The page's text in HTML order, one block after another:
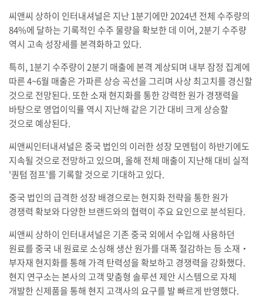
씨앤씨 상하이 인터내셔널은 지난 1분기에만 2024년 전체 수주량의
84%에 달하는 기록적인 수주 물량을 확보한 데 이어, 2분기 수주량
역시 고속 성장세를 본격화하고 있다.
특히, 1분기 수주량이 2분기 매출에 본격 계상되며 내부 잠정 집계에
따른 4~6월 매출은 가파른 상승 곡선을 그리며 사상 최고치를 경신할
것으로 전망된다. 또한 소재 현지화를 통한 강력한 원가 경쟁력을
바탕으로 영업이익률 역시 지난해 같은 기간 대비 크게 상승할
것으로 예상된다.
씨앤씨인터내셔널은 중국 법인의 이러한 성장 모멘텀이 하반기에도
지속될 것으로 전망하고 있으며, 올해 전체 매출이 지난해 대비 실적
'퀀텀 점프'를 기록할 것으로 기대하고 있다.
중국 법인의 급격한 성장 배경으로는 현지화 전략을 통한 원가
경쟁력 확보와 다양한 브랜드와의 협력이 주요 요인으로 분석된다.
씨앤씨 상하이 인터내셔널은 기존 중국 외에서 수입해 사용하던
원료를 중국 내 원료로 소싱해 생산 원가를 대폭 절감하는 등 소재‧
부자재 현지화를 통해 가격 탄력성을 확보하고 경쟁력을 강화했다.
현지 연구소는 본사의 고객 맞춤형 솔루션 제안 시스템으로 자체
개발한 신제품을 통해 현지 고객사의 요구를 발 빠르게 반영했다.